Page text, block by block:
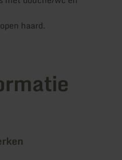
haard.